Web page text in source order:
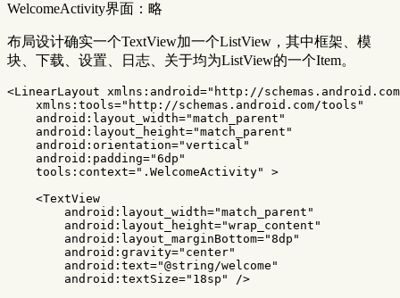
WelcomeActivity界面：略
布局设计确实一个TextView加一个ListView，其中框架、模
块、下载、设置、日志、关于均为ListView的一个Item。
<LinearLayout xmlns:android="http://
xmlns:tools="http://schemas.android.com/tools"
android:layout_width="match_parent"
android:layout_height="match_parent"
android:orientation="vertical"
android:padding="6dp"
tools:context=".WelcomeActivity"
>
<TextView
android:layout_width="match_parent"
android:layout_height="wrap_content"
android:layout_marginBottom="8dp"
android:gravity="center"
android:text="@string/welcome"
android:textSize="18sp"
/>